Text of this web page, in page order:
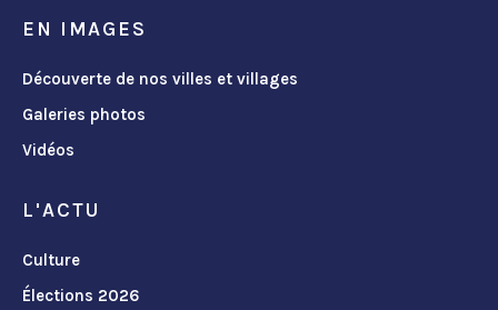
EN IMAGES
Découverte de nos villes et villages
Galeries photos
Vidéos
L'ACTU
Culture
Élections 2026